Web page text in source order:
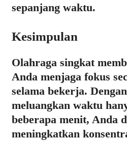
sepanjang waktu.
Kesimpulan
Olahraga singkat
Anda menjaga fokus
selama bekerja. Dengan
meluangkan waktu
beberapa menit, Anda
meningkatkan